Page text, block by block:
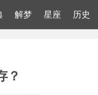
解梦 星座 历史
？